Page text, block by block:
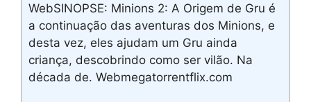
WebSINOPSE: Minions 2: A Origem de Gru é
a continuação das aventuras dos Minions, e
desta vez, eles ajudam um Gru ainda
criança, descobrindo como ser vilão. Na
década de. Webmegatorrentflix.com